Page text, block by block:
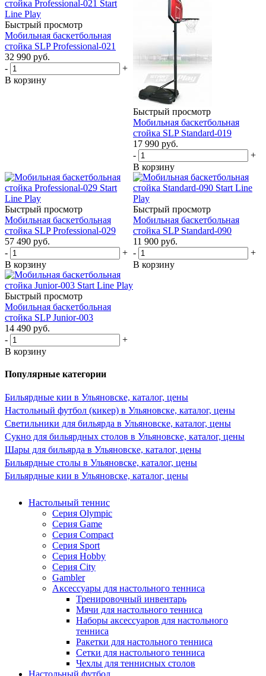
Быстрый просмотр
Мобильная баскетбольная
стойка SLP Professional-021
32 990 руб.
-
+
В корзину
Быстрый просмотр
Мобильная баскетбольная
стойка SLP Standard-019
17 990 руб.
-
+
В корзину
Быстрый просмотр
Мобильная баскетбольная
стойка SLP Professional-029
57 490 руб.
-
+
В корзину
Быстрый просмотр
Мобильная баскетбольная
стойка SLP Standard-090
11 900 руб.
-
+
В корзину
Быстрый просмотр
Мобильная баскетбольная
стойка SLP Junior-003
14 490 руб.
-
+
В корзину
Популярные категории
Бильярдные кии в Ульяновске, каталог, цены
Настольный футбол (кикер) в Ульяновске, каталог, цены
Светильники для бильярда в Ульяновске, каталог, цены
Сукно для бильярдных столов в Ульяновске, каталог, цены
Шары для бильярда в Ульяновске, каталог, цены
Бильярдные столы в Ульяновске, каталог, цены
Бильярдные кии в Ульяновске, каталог, цены
Настольный теннис
Серия Olympic
Серия Game
Серия Compact
Серия Sport
Серия Hobby
Серия City
Gambler
Аксессуары для настольного тенниса
Тренировочный инвентарь
Мячи для настольного тенниса
Наборы аксессуаров для настольного
тенниса
Ракетки для настольного тенниса
Сетки для настольного тенниса
Чехлы для теннисных столов